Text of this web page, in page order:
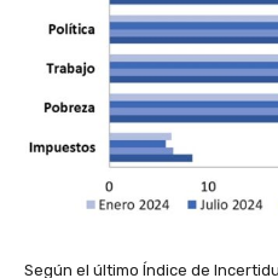
Según el último Índice de